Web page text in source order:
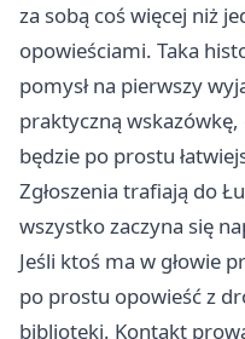
za sobą coś więcej niż
opowieściami. Taka
pomysł na pierwszy
praktyczną
będzie po prostu
Zgłoszenia trafiają do
wszystko zaczyna się
Jeśli ktoś ma w głowie
po prostu opowieść z
biblioteki. Kontakt